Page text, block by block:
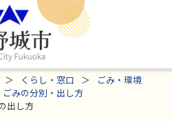
くらし・窓口
ごみ・環境
ごみの分別・出し方
出し方